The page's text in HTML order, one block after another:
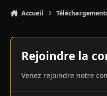
Accueil
Rejoindre la
Venez rejoindre notre